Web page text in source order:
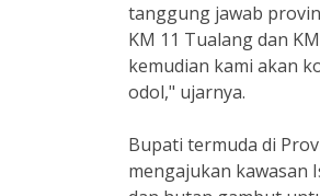
tanggung jawab
KM 11 Tualang dan
kemudian kami akan
odol," ujarnya.
Bupati termuda di
mengajukan kawasan